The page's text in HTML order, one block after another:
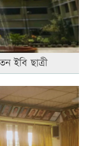
ইবি ছাত্রী